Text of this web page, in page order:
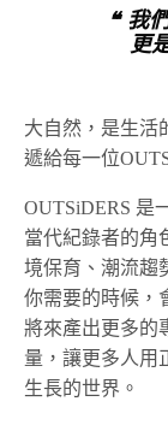
❝ 我
更
大自然，是生活
遞給每一位
OUTSiDERS 是
當代紀錄者的角
境保育、潮流趨
你需要的時候，
將來產出更多的
量，讓更多人用
生長的世界。